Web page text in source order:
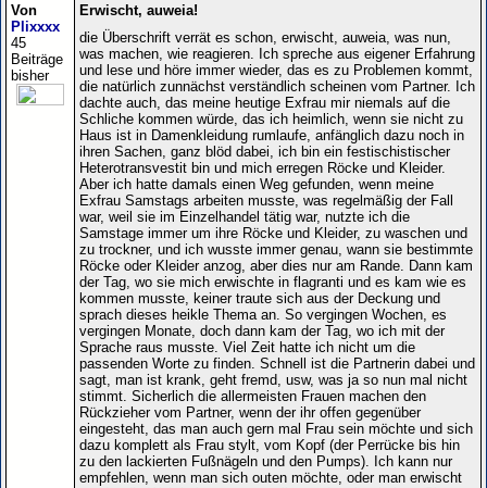
Von
Plixxxx
45
Beiträge
bisher
Erwischt, auweia!
die Überschrift verrät es schon, erwischt, auweia, was nun,
was machen, wie reagieren. Ich spreche aus eigener Erfahrung
und lese und höre immer wieder, das es zu Problemen kommt,
die natürlich zunnächst verständlich scheinen vom Partner. Ich
dachte auch, das meine heutige Exfrau mir niemals auf die
Schliche kommen würde, das ich heimlich, wenn sie nicht zu
Haus ist in Damenkleidung rumlaufe, anfänglich dazu noch in
ihren Sachen, ganz blöd dabei, ich bin ein festischistischer
Heterotransvestit bin und mich erregen Röcke und Kleider.
Aber ich hatte damals einen Weg gefunden, wenn meine
Exfrau Samstags arbeiten musste, was regelmäßig der Fall
war, weil sie im Einzelhandel tätig war, nutzte ich die
Samstage immer um ihre Röcke und Kleider, zu waschen und
zu trockner, und ich wusste immer genau, wann sie bestimmte
Röcke oder Kleider anzog, aber dies nur am Rande. Dann kam
der Tag, wo sie mich erwischte in flagranti und es kam wie es
kommen musste, keiner traute sich aus der Deckung und
sprach dieses heikle Thema an. So vergingen Wochen, es
vergingen Monate, doch dann kam der Tag, wo ich mit der
Sprache raus musste. Viel Zeit hatte ich nicht um die
passenden Worte zu finden. Schnell ist die Partnerin dabei und
sagt, man ist krank, geht fremd, usw, was ja so nun mal nicht
stimmt. Sicherlich die allermeisten Frauen machen den
Rückzieher vom Partner, wenn der ihr offen gegenüber
eingesteht, das man auch gern mal Frau sein möchte und sich
dazu komplett als Frau stylt, vom Kopf (der Perrücke bis hin
zu den lackierten Fußnägeln und den Pumps). Ich kann nur
empfehlen, wenn man sich outen möchte, oder man erwischt